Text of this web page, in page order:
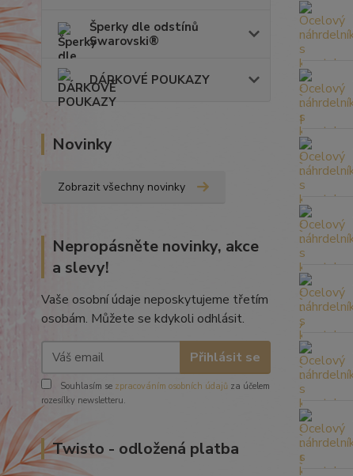
Šperky dle odstínů
Swarovski®
DÁRKOVÉ POUKAZY
Novinky
Zobrazit všechny novinky
Nepropásněte novinky, akce
a slevy!
Vaše osobní údaje neposkytujeme třetím
osobám. Můžete se kdykoli odhlásit.
Přihlásit se
Souhlasím se zpracováním osobních údajů za účelem
rozesílky newsletteru.
Twisto - odložená platba